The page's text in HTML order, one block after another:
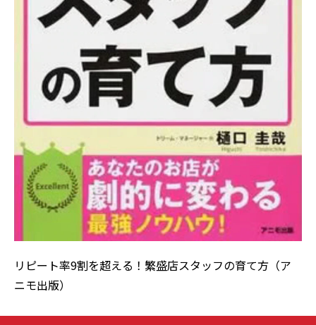
リピート率9割を超える！繁盛店スタッフの育て方（ア
ニモ出版）